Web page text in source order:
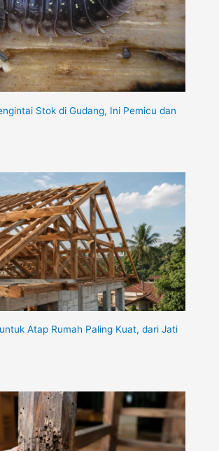
Stok di Gudang, Ini Pemicu dan
Atap Rumah Paling Kuat, dari Jati